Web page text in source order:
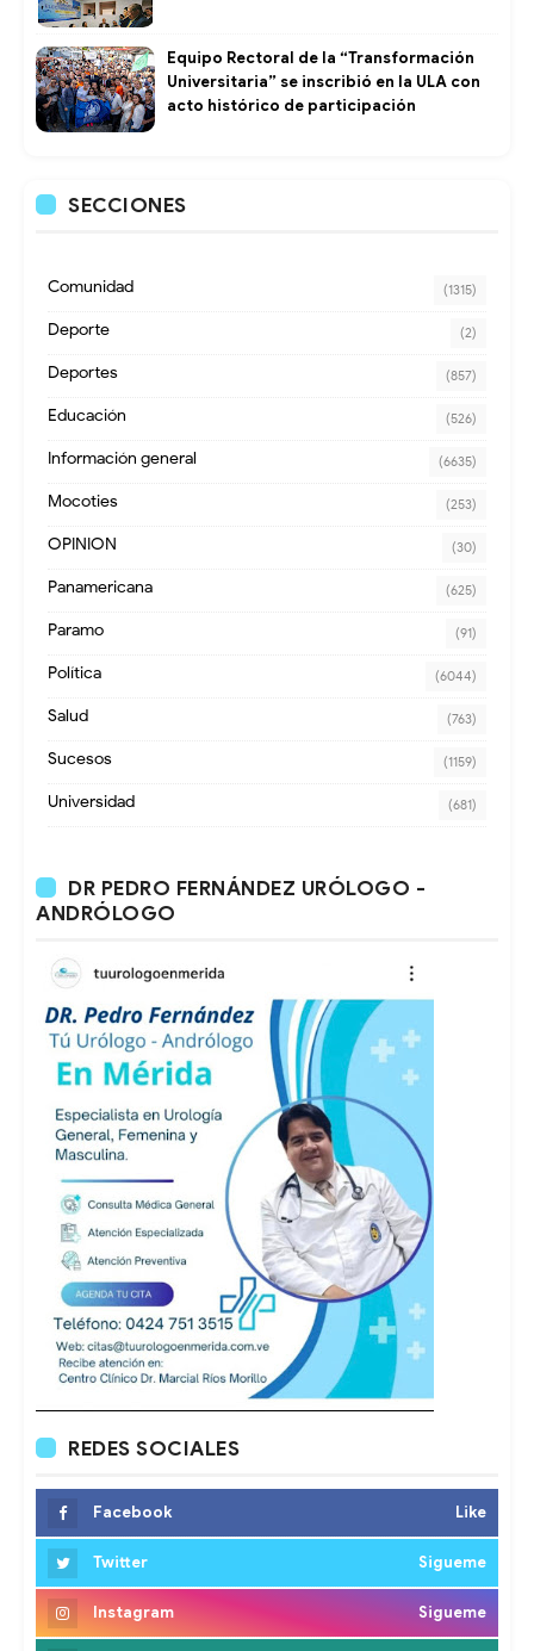
Equipo Rectoral de la “Transformación
Universitaria” se inscribió en la ULA con
acto histórico de participación
SECCIONES
Comunidad (1315)
Deporte (2)
Deportes (857)
Educación (526)
Información general (6635)
Mocoties (253)
OPINION (30)
Panamericana (625)
Paramo (91)
Política (6044)
Salud (763)
Sucesos (1159)
Universidad (681)
DR PEDRO FERNÁNDEZ URÓLOGO -
ANDRÓLOGO
REDES SOCIALES
Facebook Like
Twitter Sigueme
Instagram Sigueme